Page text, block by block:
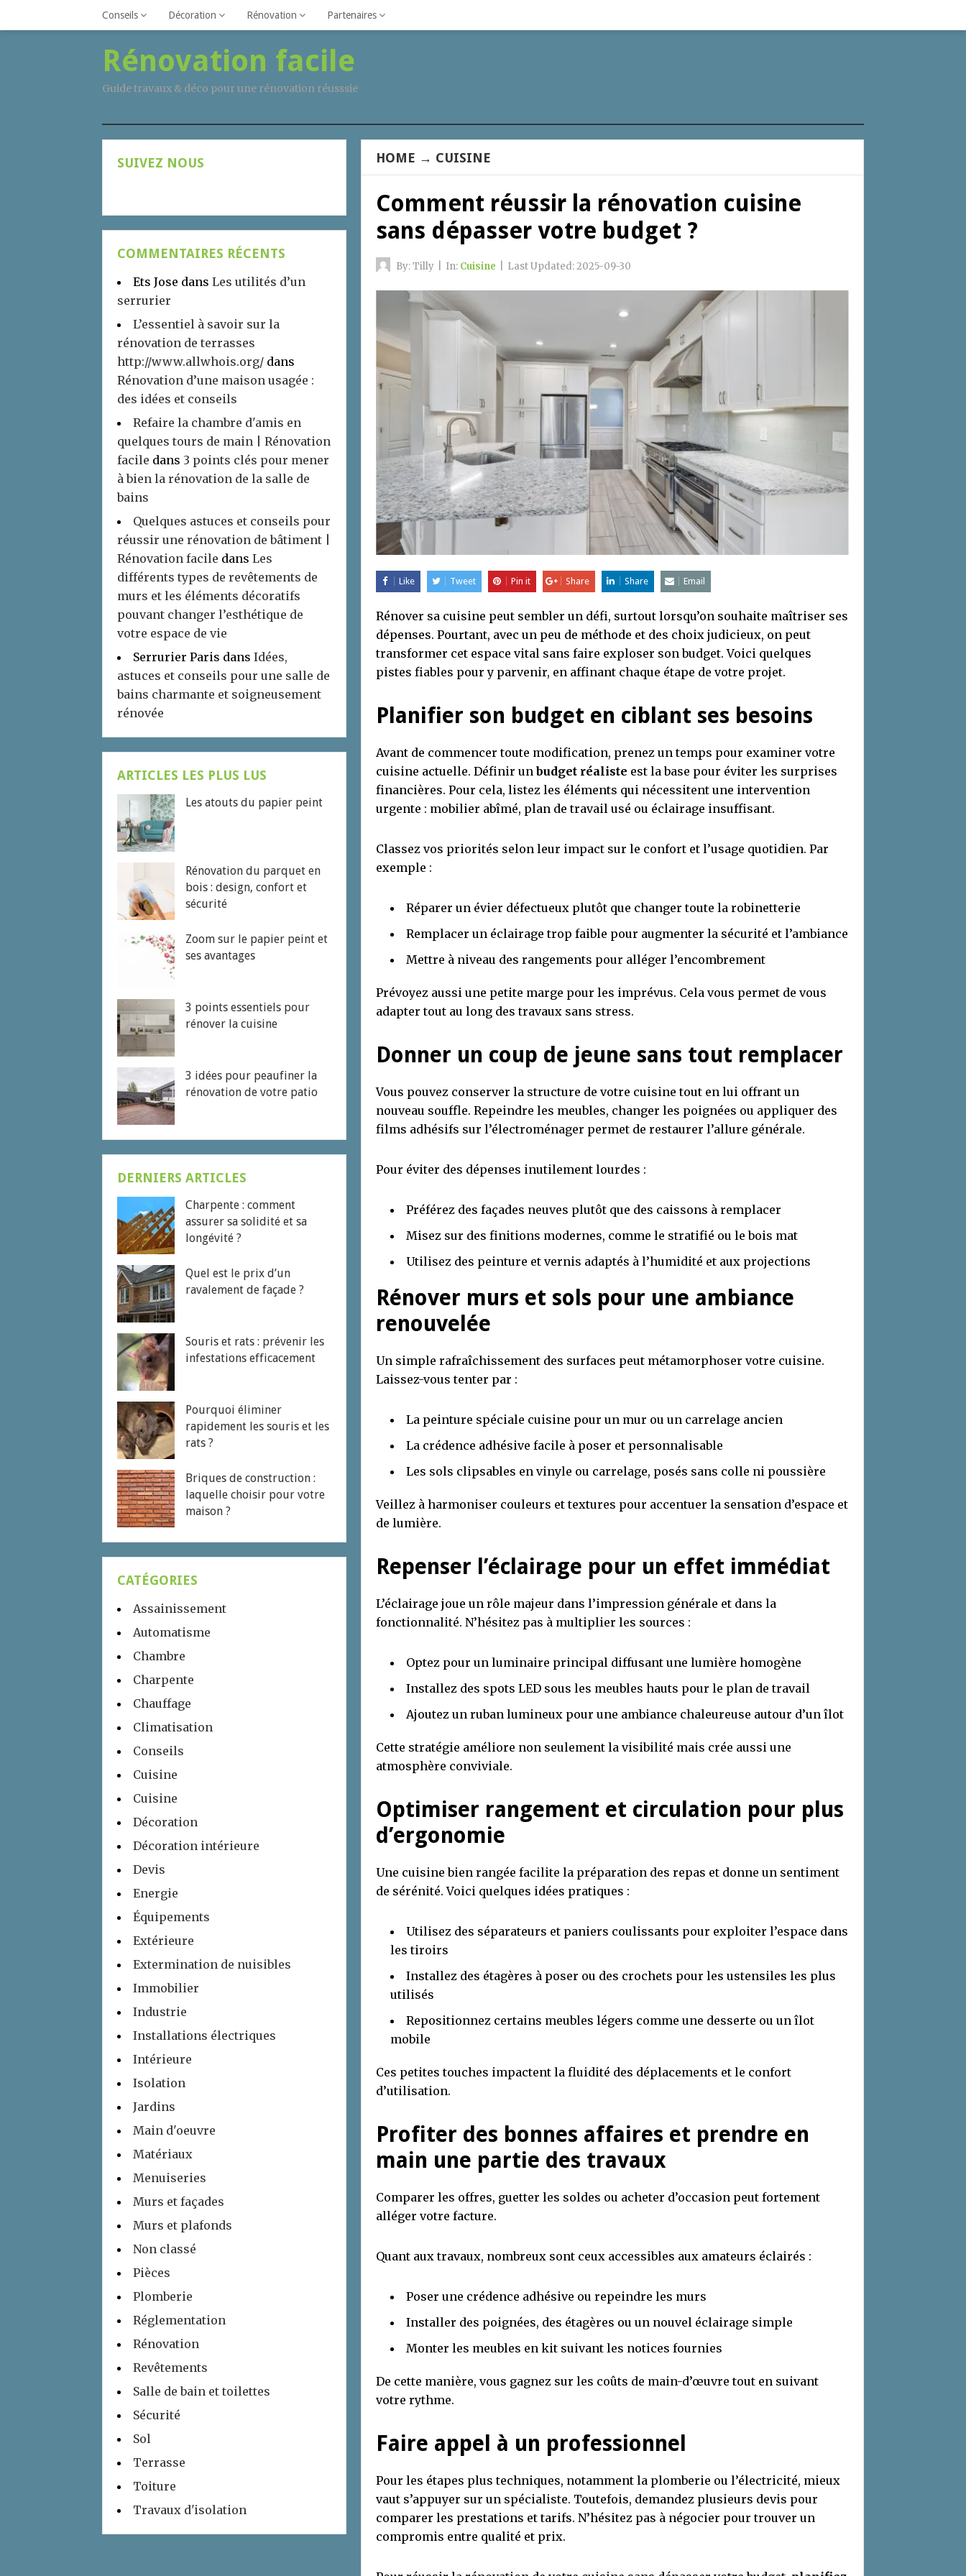
Conseils Décoration Rénovation Partenaires
Rénovation facile
Guide travaux & déco pour une rénovation réusssie
HOME → CUISINE
Comment réussir la rénovation cuisine
sans dépasser votre budget ?
By:Tilly In: Cuisine Last Updated:2025-09-30
Like Tweet Pin it Share Share Email
Rénover sa cuisine peut sembler un défi, surtout lorsqu’on souhaite maîtriser ses
dépenses. Pourtant, avec un peu de méthode et des choix judicieux, on peut
transformer cet espace vital sans faire exploser son budget. Voici quelques
pistes fiables pour y parvenir, en affinant chaque étape de votre projet.
Planifier son budget en ciblant ses besoins
Avant de commencer toute modification, prenez un temps pour examiner votre
cuisine actuelle. Définir unbudget réaliste est la base pour éviter les surprises
financières. Pour cela, listez les éléments qui nécessitent une intervention
urgente : mobilier abîmé, plan de travail usé ou éclairage insuffisant.
Classez vos priorités selon leur impact sur le confort et l’usage quotidien. Par
exemple :
Réparer un évier défectueux plutôt que changer toute la robinetterie
Remplacer un éclairage trop faible pour augmenter la sécurité et l’ambiance
Mettre à niveau des rangements pour alléger l’encombrement
Prévoyez aussi une petite marge pour les imprévus. Cela vous permet de vous
adapter tout au long des travaux sans stress.
Donner un coup de jeune sans tout remplacer
Vous pouvez conserver la structure de votre cuisine tout en lui offrant un
nouveau souffle. Repeindre les meubles, changer les poignées ou appliquer des
films adhésifs sur l’électroménager permet de restaurer l’allure générale.
Pour éviter des dépenses inutilement lourdes :
Préférez des façades neuves plutôt que des caissons à remplacer
Misez sur des finitions modernes, comme le stratifié ou le bois mat
Utilisez des peinture et vernis adaptés à l’humidité et aux projections
Rénover murs et sols pour une ambiance
renouvelée
Un simple rafraîchissement des surfaces peut métamorphoser votre cuisine.
Laissez-vous tenter par :
La peinture spéciale cuisine pour un mur ou un carrelage ancien
La crédence adhésive facile à poser et personnalisable
Les sols clipsables en vinyle ou carrelage, posés sans colle ni poussière
Veillez à harmoniser couleurs et textures pour accentuer la sensation d’espace et
de lumière.
Repenser l’éclairage pour un effet immédiat
L’éclairage joue un rôle majeur dans l’impression générale et dans la
fonctionnalité. N’hésitez pas à multiplier les sources :
Optez pour un luminaire principal diffusant une lumière homogène
Installez des spots LED sous les meubles hauts pour le plan de travail
Ajoutez un ruban lumineux pour une ambiance chaleureuse autour d’un îlot
Cette stratégie améliore non seulement la visibilité mais crée aussi une
atmosphère conviviale.
Optimiser rangement et circulation pour plus
d’ergonomie
Une cuisine bien rangée facilite la préparation des repas et donne un sentiment
de sérénité. Voici quelques idées pratiques :
Utilisez des séparateurs et paniers coulissants pour exploiter l’espace dans
les tiroirs
Installez des étagères à poser ou des crochets pour les ustensiles les plus
utilisés
Repositionnez certains meubles légers comme une desserte ou un îlot
mobile
Ces petites touches impactent la fluidité des déplacements et le confort
d’utilisation.
Profiter des bonnes affaires et prendre en
main une partie des travaux
Comparer les offres, guetter les soldes ou acheter d’occasion peut fortement
alléger votre facture.
Quant aux travaux, nombreux sont ceux accessibles aux amateurs éclairés :
Poser une crédence adhésive ou repeindre les murs
Installer des poignées, des étagères ou un nouvel éclairage simple
Monter les meubles en kit suivant les notices fournies
De cette manière, vous gagnez sur les coûts de main-d’œuvre tout en suivant
votre rythme.
Faire appel à un professionnel
Pour les étapes plus techniques, notamment la plomberie ou l’électricité, mieux
vaut s’appuyer sur un spécialiste. Toutefois, demandez plusieurs devis pour
comparer les prestations et tarifs. N’hésitez pas à négocier pour trouver un
compromis entre qualité et prix.
SUIVEZ NOUS
COMMENTAIRES RÉCENTS
Ets Jose dans Les utilités d’un
serrurier
L’essentiel à savoir sur la
rénovation de terrasses
http://www.allwhois.org/ dans
Rénovation d’une maison usagée :
des idées et conseils
Refaire la chambre d'amis en
quelques tours de main | Rénovation
facile dans 3 points clés pour mener
à bien la rénovation de la salle de
bains
Quelques astuces et conseils pour
réussir une rénovation de bâtiment |
Rénovation facile dans Les
différents types de revêtements de
murs et les éléments décoratifs
pouvant changer l’esthétique de
votre espace de vie
Serrurier Paris dans Idées,
astuces et conseils pour une salle de
bains charmante et soigneusement
rénovée
ARTICLES LES PLUS LUS
Les atouts du papier peint
Rénovation du parquet en
bois : design, confort et
sécurité
Zoom sur le papier peint et
ses avantages
3 points essentiels pour
rénover la cuisine
3 idées pour peaufiner la
rénovation de votre patio
DERNIERS ARTICLES
Charpente : comment
assurer sa solidité et sa
longévité ?
Quel est le prix d’un
ravalement de façade ?
Souris et rats : prévenir les
infestations efficacement
Pourquoi éliminer
rapidement les souris et les
rats ?
Briques de construction :
laquelle choisir pour votre
maison ?
CATÉGORIES
Assainissement
Automatisme
Chambre
Charpente
Chauffage
Climatisation
Conseils
Cuisine
Cuisine
Décoration
Décoration intérieure
Devis
Energie
Équipements
Extérieure
Extermination de nuisibles
Immobilier
Industrie
Installations électriques
Intérieure
Isolation
Jardins
Main d'oeuvre
Matériaux
Menuiseries
Murs et façades
Murs et plafonds
Non classé
Pièces
Plomberie
Réglementation
Rénovation
Revêtements
Salle de bain et toilettes
Sécurité
Sol
Terrasse
Toiture
Travaux d'isolation